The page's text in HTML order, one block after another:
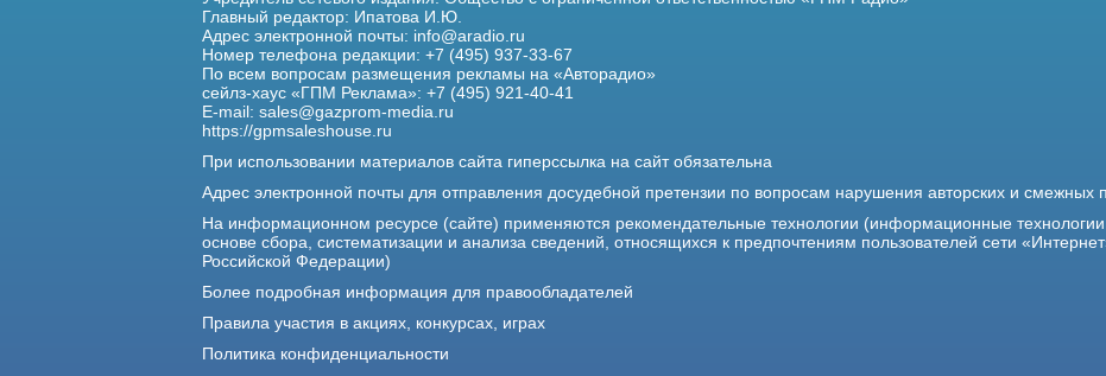
Главный редактор: Ипатова И.Ю.
Адрес электронной почты: info@aradio.ru
Номер телефона редакции: +7 (495) 937-33-67
По всем вопросам размещения рекламы на «Авторадио»
сейлз-хаус «ГПМ Реклама»: +7 (495) 921-40-41
E-mail: sales@gazprom-media.ru
https://gpmsaleshouse.ru
При использовании материалов сайта гиперссылка на сайт обязательна
Адрес электронной почты для отправления досудебной претензии по вопросам нарушения авторских и смежных
На информационном ресурсе (сайте) применяются рекомендательные технологии (информационные
основе сбора, систематизации и анализа сведений, относящихся к предпочтениям пользователей сети
Российской Федерации)
Более подробная информация для правообладателей
Правила участия в акциях, конкурсах, играх
Политика конфиденциальности